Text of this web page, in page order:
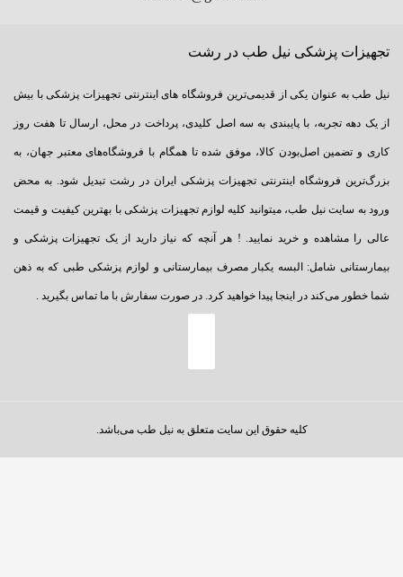
تجهیزات پزشکی نیل طب در رشت
نیل طب به عنوان یکی از قدیمی‌ترین فروشگاه های اینترنتی تجهیزات پزشکی با بیش
از یک دهه تجربه، با پایبندی به سه اصل کلیدی، پرداخت در محل، ارسال تا هفت روز
کاری و تضمین اصل‌بودن کالا، موفق شده تا همگام با فروشگاه‌های معتبر جهان، به
بزرگ‌ترین فروشگاه اینترنتی تجهیزات پزشکی ایران در رشت تبدیل شود. به محض
ورود به سایت نیل طب، میتوانید کلیه لوازم تجهیزات پزشکی با بهترین کیفیت و قیمت
عالی را مشاهده و خرید نمایید. ! هر آنچه که نیاز دارید از یک تجهیزات پزشکی و
بیمارستانی شامل: البسه یکبار مصرف بیمارستانی و لوازم پزشکی طبی که به ذهن
شما خطور می‌کند در اینجا پیدا خواهید کرد. در صورت سفارش با ما تماس بگیرید .
کلیه حقوق این سایت متعلق به نیل طب می‌باشد.